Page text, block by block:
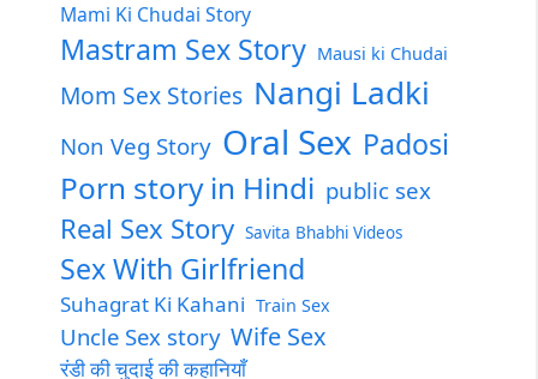
Mami Ki Chudai Story
Mastram Sex Story Mausi ki Chudai
Mom Sex Stories Nangi Ladki
Non Veg Story Oral Sex Padosi
Porn story in Hindi public sex
Real Sex Story Savita Bhabhi Videos
Sex With Girlfriend
Suhagrat Ki Kahani Train Sex
Uncle Sex story Wife Sex
रंडी की चुदाई की कहानियाँ